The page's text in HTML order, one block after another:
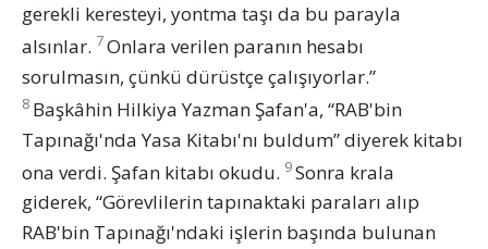
gerekli keresteyi, yontma taşı da bu parayla
alsınlar. 7Onlara verilen paranın hesabı
sorulmasın, çünkü dürüstçe çalışıyorlar.”
8 Başkâhin Hilkiya Yazman Şafan'a, “RAB'bin
Tapınağı'nda Yasa Kitabı'nı buldum” diyerek kitabı
ona verdi. Şafan kitabı okudu. 9Sonra krala
giderek, “Görevlilerin tapınaktaki paraları alıp
RAB'bin Tapınağı'ndaki işlerin başında bulunan